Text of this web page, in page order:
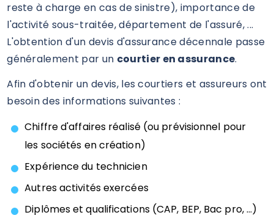
reste à charge en cas de sinistre), importance de
l'activité sous-traitée, département de l'assuré, ...
L'obtention d'un devis d'assurance décennale passe
généralement par un courtier en assurance.
Afin d'obtenir un devis, les courtiers et assureurs ont
besoin des informations suivantes :
Chiffre d'affaires réalisé (ou prévisionnel pour
les sociétés en création)
Expérience du technicien
Autres activités exercées
Diplômes et qualifications (CAP, BEP, Bac pro, ...)